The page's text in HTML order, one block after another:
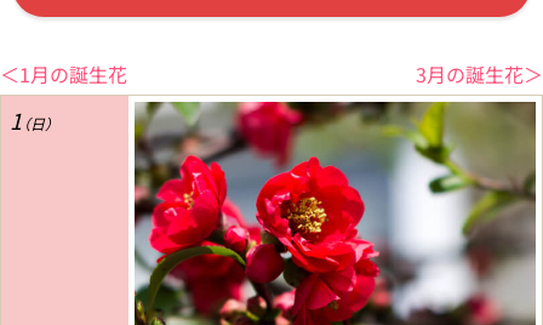
＜1月の誕生花 3月の誕生花＞
1